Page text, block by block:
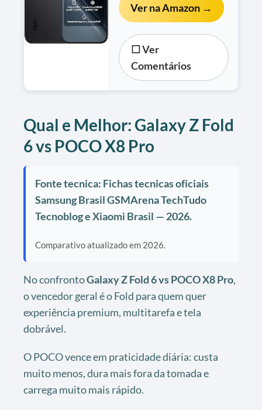
Ver na Amazon →
☐ Ver
Comentários
Qual e Melhor: Galaxy Z Fold
6 vs POCO X8 Pro
Fonte tecnica: Fichas tecnicas oficiais
Samsung Brasil GSMArena TechTudo
Tecnoblog e Xiaomi Brasil — 2026.
Comparativo atualizado em 2026.
No confrontoGalaxy Z Fold 6 vs POCO X8 Pro,
o vencedor geral é o Fold para quem quer
experiência premium, multitarefa e tela
dobrável.
O POCO vence em praticidade diária: custa
muito menos, dura mais fora da tomada e
carrega muito mais rápido.